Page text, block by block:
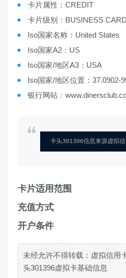
卡片属性：CREDIT
卡片级别：BUSINESS CARD
Iso国家名称：United States
Iso国家A2：US
Iso国家/地区A3：USA
Iso国家/地区位置：37.0902-
银行网站：
卡头301396信息来源虚拟
卡片适用范围
充值方式
开户条件
未经允许不得转载： 虚拟信用
头301396虚拟卡基础信息